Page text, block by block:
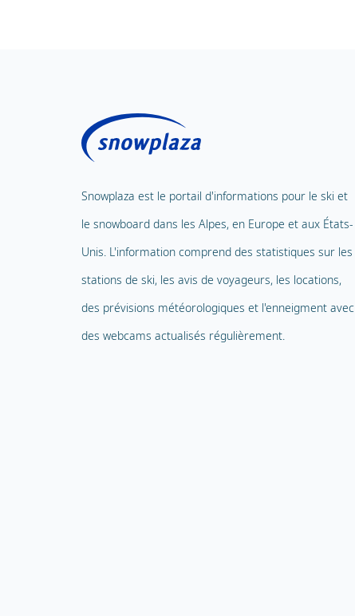
Snowplaza est le portail d'informations pour le ski et
le snowboard dans les Alpes, en Europe et aux États-
Unis. L'information comprend des statistiques sur les
stations de ski, les avis de voyageurs, les locations,
des prévisions météorologiques et l'enneigment avec
des webcams actualisés régulièrement.